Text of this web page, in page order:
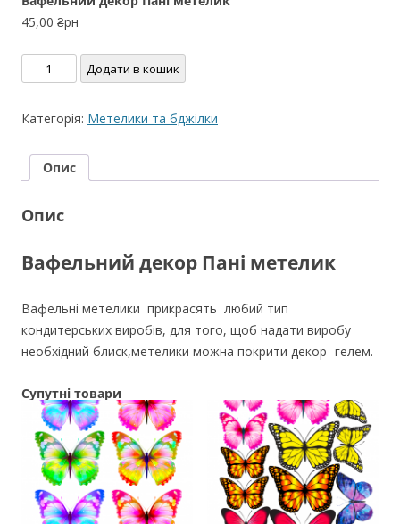
45,00 ₴рн
Вафельний
декор
метелик
Додати в кошик
Категорія: Метелики та бджілки
Опис
Опис
Вафельний декор Пані метелик
Вафельні метелики прикрасять любий тип
кондитерських виробів, для того, щоб надати виробу
необхідний блиск,метелики можна покрити декор- гелем.
Супутні товари